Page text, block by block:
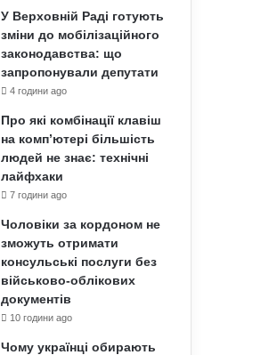
У Верховній Раді готують
зміни до мобілізаційного
законодавства: що
запропонували депутати
4 години ago
Про які комбінації клавіш
на комп’ютері більшість
людей не знає: технічні
лайфхаки
7 години ago
Чоловіки за кордоном не
зможуть отримати
консульські послуги без
військово-облікових
документів
10 години ago
Чому українці обирають